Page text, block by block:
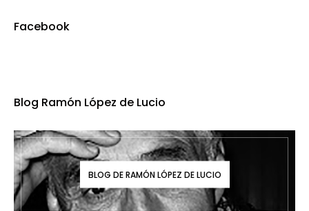
Facebook
Blog Ramón López de Lucio
BLOG DE RAMÓN LÓPEZ DE LUCIO